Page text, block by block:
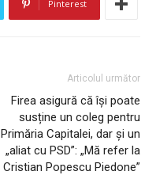
Pinterest
Articolul următor
Firea asigură că își poate
susține un coleg pentru
Primăria Capitalei, dar și un
„aliat cu PSD”: „Mă refer la
Cristian Popescu Piedone”